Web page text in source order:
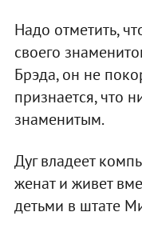
Надо отметить,
своего
Брэда, он не
признается, что
знаменитым.
Дуг владеет
женат и живет
детьми в штате